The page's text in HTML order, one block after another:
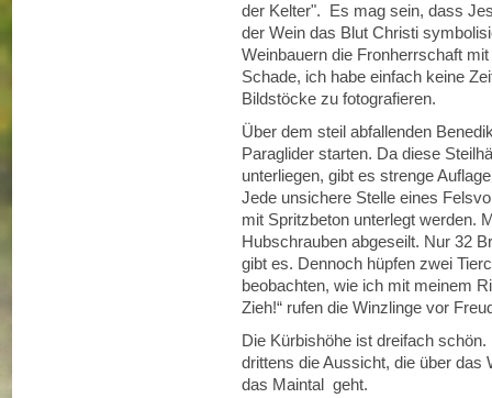
der Kelter". Es mag sein, dass
der Wein das Blut Christi
Weinbauern die Fronherrschaft
Schade, ich habe einfach keine
Bildstöcke zu fotografieren.
Über dem steil abfallenden
Paraglider starten. Da diese
unterliegen, gibt es strenge
Jede unsichere Stelle eines
mit Spritzbeton unterlegt werden.
Hubschrauben abgeseilt. Nur 32
gibt es. Dennoch hüpfen zwei
beobachten, wie ich mit meinem
Zieh!“ rufen die Winzlinge vor
Die Kürbishöhe ist dreifach
drittens die Aussicht, die über das
das Maintal geht.